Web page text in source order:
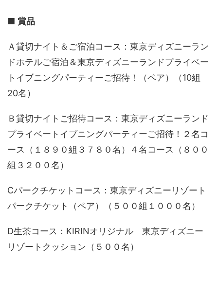
■ 賞品
Ａ貸切ナイト＆ご宿泊コース：東京ディズニーラン
ドホテルご宿泊＆東京ディズニーランドプライベー
トイブニングパーティーご招待！（ペア）（10組
20名）
Ｂ貸切ナイトご招待コース：東京ディズニーランド
プライベートイブニングパーティーご招待！２名コ
ース（１８９０組３７８０名）４名コース（８００
組３２００名）
Cパークチケットコース：東京ディズニーリゾート
パークチケット（ペア）（５００組１０００名）
D生茶コース：KIRINオリジナル 東京ディズニー
リゾートクッション（５００名）